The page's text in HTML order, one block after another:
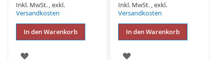
Inkl. MwSt. ,exkl.
Versandkosten
In den Warenkorb
ZUR
Inkl. MwSt. ,exkl.
Versandkosten
In den Warenkorb
ZUR